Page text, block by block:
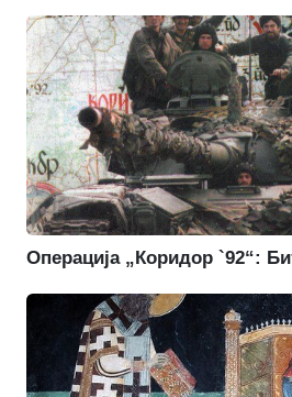
Операција „Коридор `92“: